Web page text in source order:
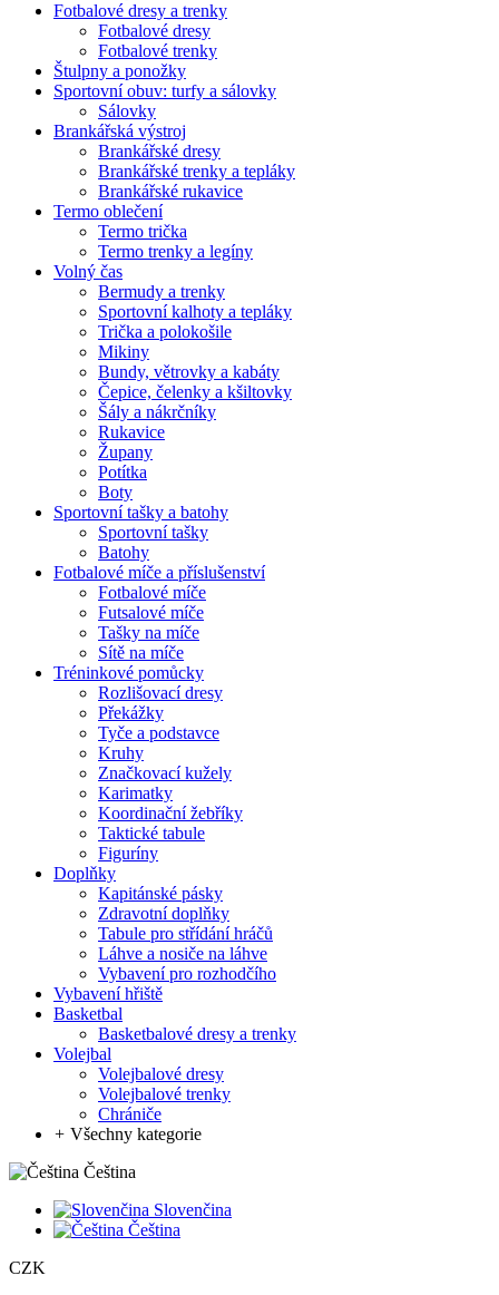
Fotbalové dresy a trenky
Fotbalové dresy
Fotbalové trenky
Štulpny a ponožky
Sportovní obuv: turfy a sálovky
Sálovky
Brankářská výstroj
Brankářské dresy
Brankářské trenky a tepláky
Brankářské rukavice
Termo oblečení
Termo trička
Termo trenky a legíny
Volný čas
Bermudy a trenky
Sportovní kalhoty a tepláky
Trička a polokošile
Mikiny
Bundy, větrovky a kabáty
Čepice, čelenky a kšiltovky
Šály a nákrčníky
Rukavice
Župany
Potítka
Boty
Sportovní tašky a batohy
Sportovní tašky
Batohy
Fotbalové míče a příslušenství
Fotbalové míče
Futsalové míče
Tašky na míče
Sítě na míče
Tréninkové pomůcky
Rozlišovací dresy
Překážky
Tyče a podstavce
Kruhy
Značkovací kužely
Karimatky
Koordinační žebříky
Taktické tabule
Figuríny
Doplňky
Kapitánské pásky
Zdravotní doplňky
Tabule pro střídání hráčů
Láhve a nosiče na láhve
Vybavení pro rozhodčího
Vybavení hřiště
Basketbal
Basketbalové dresy a trenky
Volejbal
Volejbalové dresy
Volejbalové trenky
Chrániče
+ Všechny kategorie
Čeština
Slovenčina
Čeština
CZK